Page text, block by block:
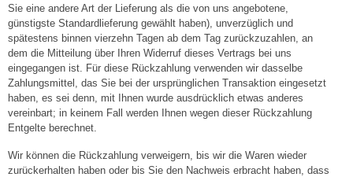
Sie eine andere Art der Lieferung als die von uns angebotene,
günstigste Standardlieferung gewählt haben), unverzüglich und
spätestens binnen vierzehn Tagen ab dem Tag zurückzuzahlen, an
dem die Mitteilung über Ihren Widerruf dieses Vertrags bei uns
eingegangen ist. Für diese Rückzahlung verwenden wir dasselbe
Zahlungsmittel, das Sie bei der ursprünglichen Transaktion eingesetzt
haben, es sei denn, mit Ihnen wurde ausdrücklich etwas anderes
vereinbart; in keinem Fall werden Ihnen wegen dieser Rückzahlung
Entgelte berechnet.
Wir können die Rückzahlung verweigern, bis wir die Waren wieder
zurückerhalten haben oder bis Sie den Nachweis erbracht haben, dass